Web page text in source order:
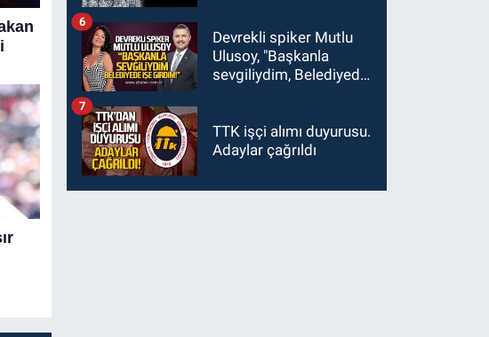
Devrekli spiker Mutlu
Ulusoy, "Başkanla
sevgiliydim, Belediyede
6
TTK işçi alımı duyurusu.
Adaylar çağrıldı
7